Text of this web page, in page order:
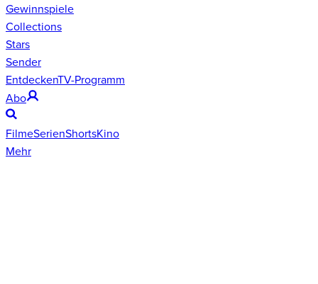
Gewinnspiele
Collections
Stars
Sender
EntdeckenTV-Programm
Abo
FilmeSerienShortsKino
Mehr